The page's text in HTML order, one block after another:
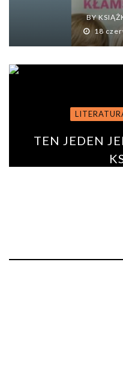
BY
18
TEN JEDEN